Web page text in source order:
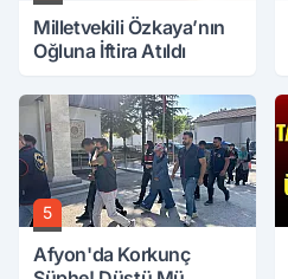
Milletvekili Özkaya’nın
Oğluna İftira Atıldı
5
Afyon'da Korkunç